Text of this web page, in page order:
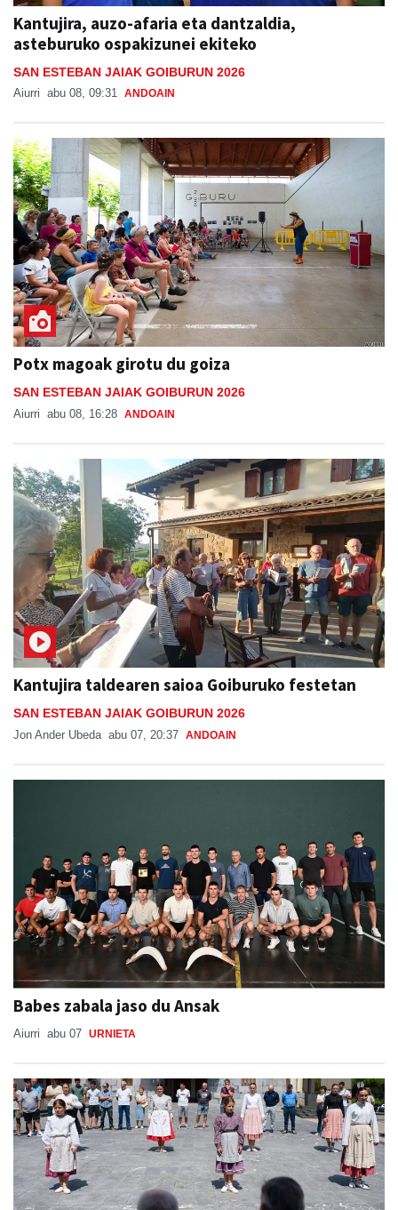
Kantujira, auzo-afaria eta dantzaldia,
asteburuko ospakizunei ekiteko
SAN ESTEBAN JAIAK GOIBURUN 2026
Aiurri abu 08, 09:31 ANDOAIN
Potx magoak girotu du goiza
SAN ESTEBAN JAIAK GOIBURUN 2026
Aiurri abu 08, 16:28 ANDOAIN
Kantujira taldearen saioa Goiburuko festetan
SAN ESTEBAN JAIAK GOIBURUN 2026
Jon Ander Ubeda abu 07, 20:37 ANDOAIN
Babes zabala jaso du Ansak
Aiurri abu 07 URNIETA